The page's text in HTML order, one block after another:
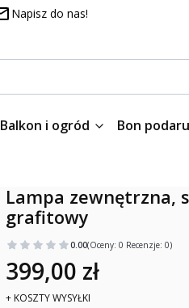
Napisz do nas!
Balkon i ogród Bon
Lampa zewnętrzna,
grafitowy
0.00(Oceny: 0 Recenzje: 0)
399,00 zł
+ KOSZTY WYSYŁKI